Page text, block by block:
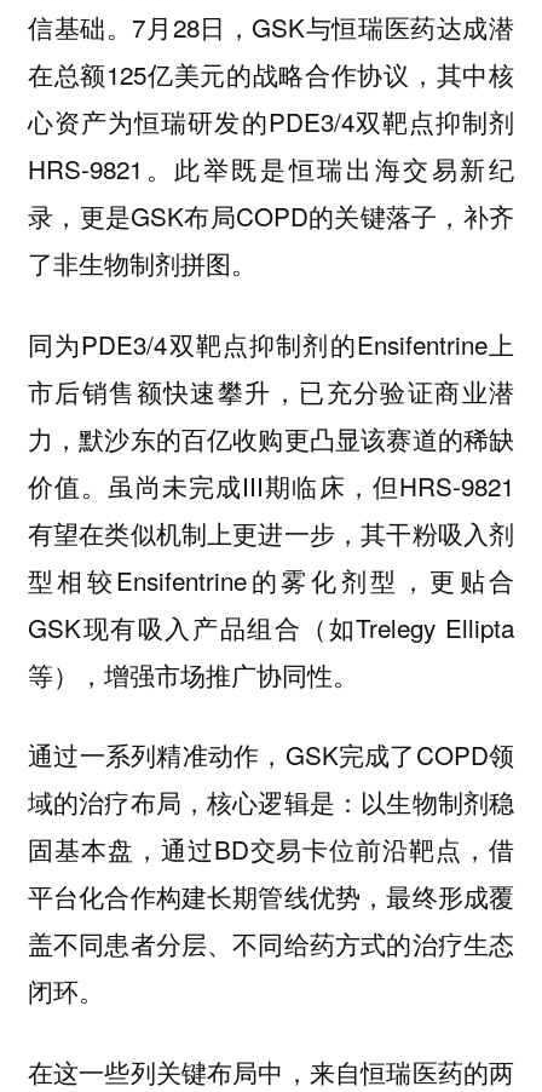
信基础。7月28日，GSK与恒瑞医药达成潜
在总额125亿美元的战略合作协议，其中核
心资产为恒瑞研发的PDE3/4双靶点抑制剂
HRS-9821。此举既是恒瑞出海交易新纪
录，更是GSK布局COPD的关键落子，补齐
了非生物制剂拼图。
同为PDE3/4双靶点抑制剂的Ensifentrine上
市后销售额快速攀升，已充分验证商业潜
力，默沙东的百亿收购更凸显该赛道的稀缺
价值。虽尚未完成III期临床，但HRS-9821
有望在类似机制上更进一步，其干粉吸入剂
型相较Ensifentrine的雾化剂型，更贴合
GSK现有吸入产品组合（如Trelegy Ellipta
等），增强市场推广协同性。
通过一系列精准动作，GSK完成了COPD领
域的治疗布局，核心逻辑是：以生物制剂稳
固基本盘，通过BD交易卡位前沿靶点，借
平台化合作构建长期管线优势，最终形成覆
盖不同患者分层、不同给药方式的治疗生态
闭环。
在这一些列关键布局中，来自恒瑞医药的两